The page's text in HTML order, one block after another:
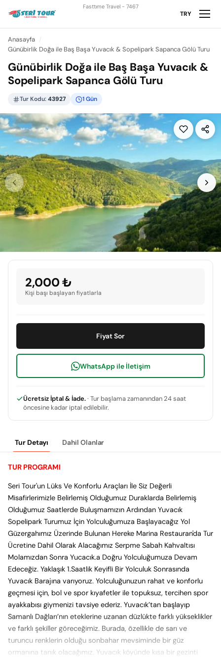
Fasttıme Travel - 7467
TRY
Anasayfa
Günübirlik Doğa ile Baş Başa Yuvacık & Sopelipark Sapanca Gölü Turu
Günübirlik Doğa ile Baş Başa Yuvacık &
Sopelipark Sapanca Gölü Turu
Tur Kodu:43927 1 Gün
Tur Detayı Dahil Olanlar
TUR PROGRAMI
Seri Tour'un Lüks Ve Konforlu Araçları İle Siz Değerli
Misafirlerimizle Belirlemiş Olduğumuz Duraklarda Belirlemiş
Olduğumuz Saatlerde Buluşmamızın Ardından Yuvacık
Sopelipark Turumuz İçin Yolculuğumuza Başlayacağız Yol
Güzergahımız Üzerinde Bulunan Hereke Marina Restauran'da Tur
Ücretine Dahil Olarak Alacağımız Serpme Sabah Kahvaltısı
Molamızdan Sonra Yucacık.a Doğru Yolculuğumuza Devam
Edeceğiz. Yaklaşık 1.Saatlik Keyifli Bir Yolculuk Sonrasında
Yuvacık Barajına varıyoruz. Yolculuğunuzun rahat ve konforlu
geçmesi için, bol ve spor kıyafetler ile topuksuz, tercihen spor
ayakkabısı giymenizi tavsiye ederiz. Yuvacık’tan başlayıp
Samanlı Dağları’nın eteklerine uzanan düzlükte farklı yükseklikler
ve farklı şekiller göreceğimiz. Burada, özellikle de sarı ve
turuncu renklerin olduğu sonbahar mevsiminde bir güz
ormanına tanık olacağımız. Yuvacık köyünde kısa bir gezinti
2,000 ₺
Kişi başı başlayan fiyatlarla
Fiyat Sor
WhatsApp ile İletişim
Ücretsiz İptal & İade.· Tur başlama zamanından 24 saat
öncesine kadar iptal edilebilir.